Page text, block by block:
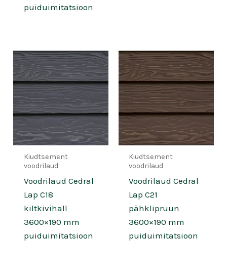
puiduimitatsioon
Kiudtsement
voodrilaud
Voodrilaud Cedral
Lap C18
kiltkivihall
3600×190 mm
puiduimitatsioon
Kiudtsement
voodrilaud
Voodrilaud Cedral
Lap C21
pähklipruun
3600×190 mm
puiduimitatsioon